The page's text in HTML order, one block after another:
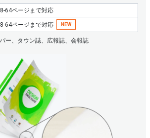
マットPP）
8-64ページまで対応
8-64ページまで対応 NEW
ー、タウン誌、広報誌、会報誌